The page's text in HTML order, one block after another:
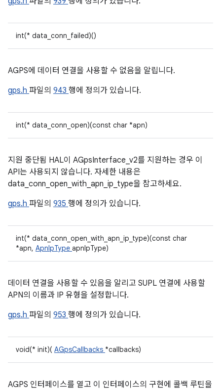
int(* data_conn_failed)()
AGPS에 데이터 연결을 사용할 수 없음을 알립니다.
gps.h 파일의 943 행에 정의가 있습니다.
int(* data_conn_open)(const char *apn)
지원 중단됨 HAL이 AGpsInterface_v2를 지원하는 경우 이
API는 사용되지 않습니다. 자세한 내용은
data_conn_open_with_apn_ip_type을 참고하세요.
gps.h 파일의 935 행에 정의가 있습니다.
int(* data_conn_open_with_apn_ip_type)(const char
*apn, ApnIpType apnIpType)
데이터 연결을 사용할 수 있음을 알리고 SUPL 연결에 사용할
APN의 이름과 IP 유형을 설정합니다.
gps.h 파일의 953 행에 정의가 있습니다.
void(* init)( AGpsCallbacks *callbacks)
AGPS 인터페이스를 열고 이 인터페이스의 구현에 콜백 루틴을